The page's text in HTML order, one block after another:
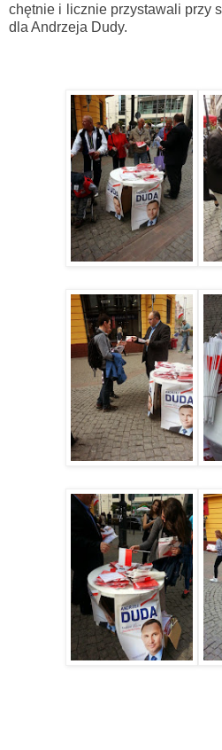
chętnie i licznie przystawali przy
dla Andrzeja Dudy.